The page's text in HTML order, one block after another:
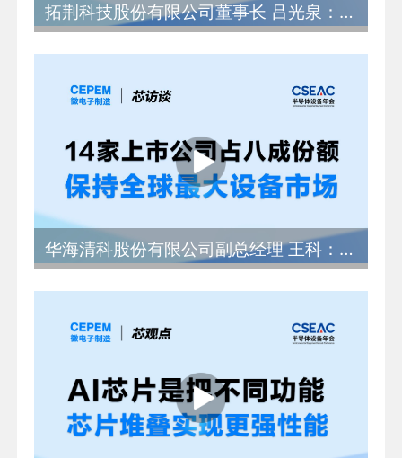
拓荆科技股份有限公司董事长 吕光泉：集成电路的两大难题，器件密度和带宽提升
华海清科股份有限公司副总经理 王科：14家上市公司占八成份额 大陆继续保持全球最大设备市场